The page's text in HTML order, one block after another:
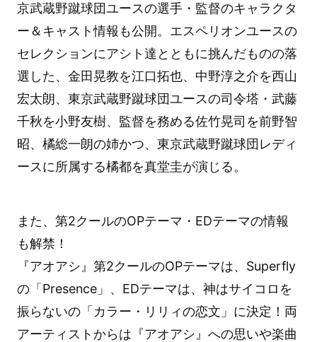
京武蔵野蹴球団ユースの選手・監督のキャラクタ
ー＆キャスト情報も公開。エスペリオンユースの
セレクションにアシト達とともに挑んだものの落
選した、金田晃教を江口拓也、中野淳之介を西山
宏太朗、東京武蔵野蹴球団ユースの司令塔・武藤
千秋を小野友樹、監督を務める佐竹晃司を前野智
昭、橘総一朗の姉かつ、東京武蔵野蹴球団レディ
ースに所属する橘都を真堂圭が演じる。
また、第2クールのOPテーマ・EDテーマの情報
も解禁！
『アオアシ』第2クールのOPテーマは、Superfly
の「Presence」、EDテーマは、神はサイコロを
振らないの「カラー・リリィの恋文」に決定！両
アーティストからは『アオアシ』への思いや楽曲